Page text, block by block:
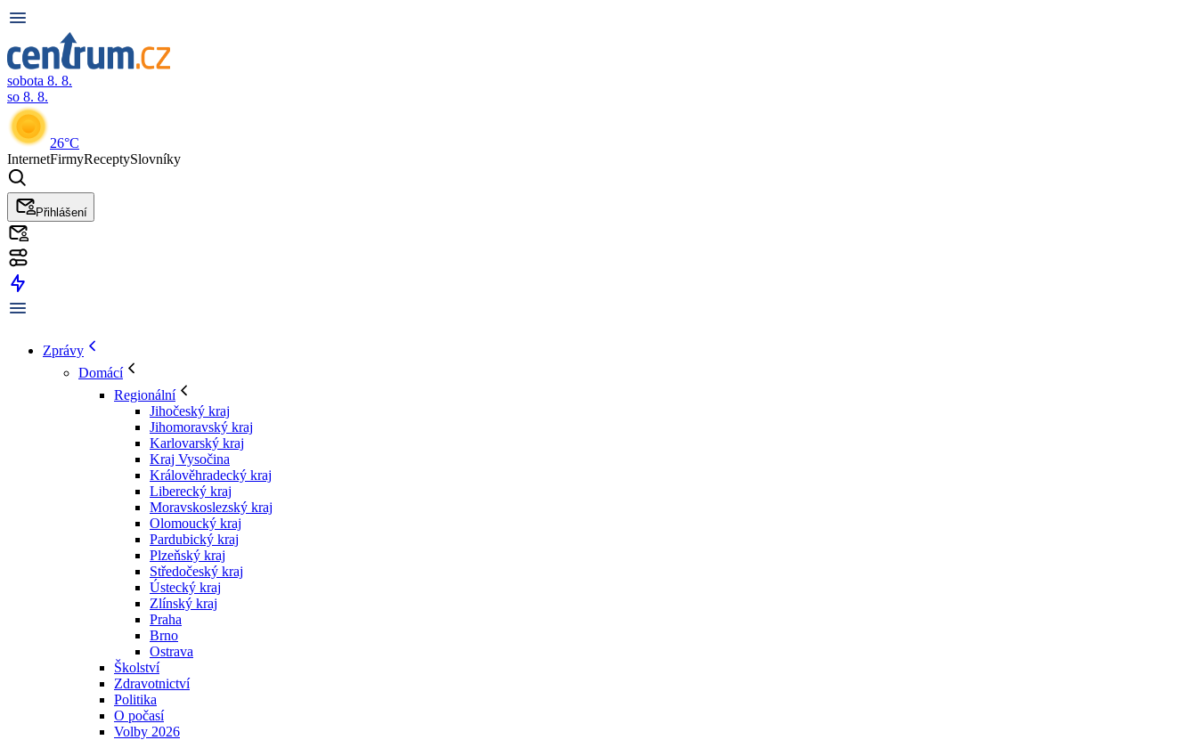
sobota 8. 8.
so 8. 8.
26°C
InternetFirmyReceptySlovníky
Přihlášení
Zprávy
Domácí
Regionální
Jihočeský kraj
Jihomoravský kraj
Karlovarský kraj
Kraj Vysočina
Králověhradecký kraj
Liberecký kraj
Moravskoslezský kraj
Olomoucký kraj
Pardubický kraj
Plzeňský kraj
Středočeský kraj
Ústecký kraj
Zlínský kraj
Praha
Brno
Ostrava
Školství
Zdravotnictví
Politika
O počasí
Volby 2026